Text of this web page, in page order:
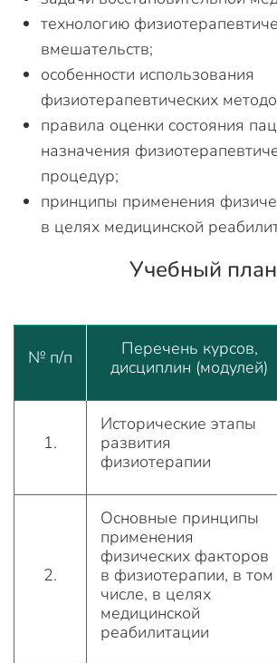
технологию
вмешательств;
особенности использования
физиотерапевтических
правила оценки состояния
назначения
процедур;
принципы применения
в целях медицинской
Учебный план
№ п/п
Перечень курсов,
дисциплин (модулей)
1.
Исторические этапы
развития
физиотерапии
2.
Основные принципы
применения
физических факторов
в физиотерапии, в том
числе, в целях
медицинской
реабилитации